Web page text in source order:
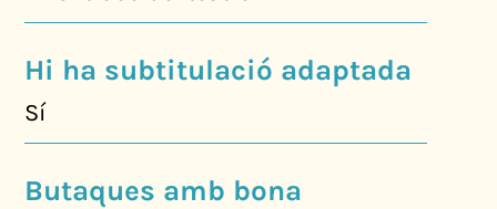
Hi ha subtitulació adaptada
Sí
Butaques amb bona